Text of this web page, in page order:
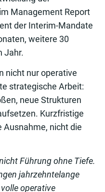
Management Report
der Interim-Mandate
weitere 30
Jahr.
nicht nur operative
strategische Arbeit:
neue Strukturen
Kurzfristige
Ausnahme, nicht die
Führung ohne Tiefe.
jahrzehntelange
operative